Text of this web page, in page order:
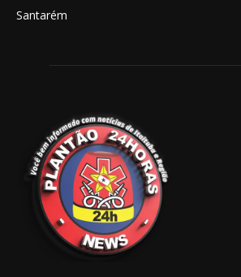
Santarém